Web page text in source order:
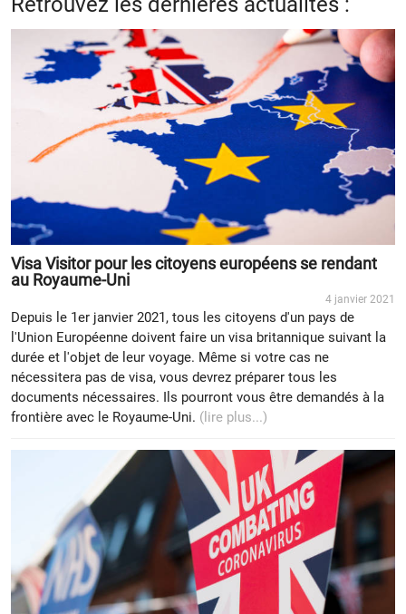
Visa Visitor pour les citoyens européens se rendant
au Royaume-Uni
4 janvier 2021
Depuis le 1er janvier 2021, tous les citoyens d'un pays de
l'Union Européenne doivent faire un visa britannique suivant la
durée et l'objet de leur voyage. Même si votre cas ne
nécessitera pas de visa, vous devrez préparer tous les
documents nécessaires. Ils pourront vous être demandés à la
frontière avec le Royaume-Uni. (lire plus...)